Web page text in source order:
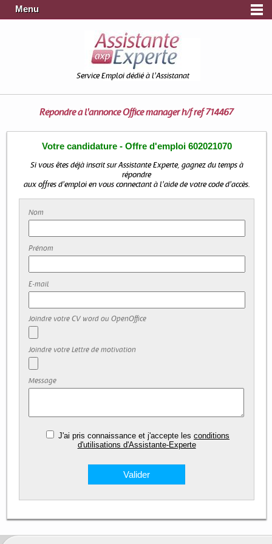
Menu
Service Emploi dédié à l'Assistanat
Répondre à l'annonceOffice manager h/f ref 714467
Votre candidature - Offre d'emploi 602021070
Si vous êtes déjà inscrit sur Assistante Experte, gagnez du temps à
répondre
aux offres d'emploi en vous connectant à l'aide de votre code d'accès.
Nom
Prénom
E-mail
Joindre votre CV word ou OpenOffice
Joindre votre Lettre de motivation
Message
J'ai pris connaissance et j'accepte lesconditions
d'utilisations d'Assistante-Experte